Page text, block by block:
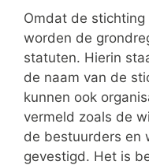
Omdat de
worden de
statuten. Hierin
de naam van de
kunnen ook
vermeld zoals de
de bestuurders en
gevestigd. Het is